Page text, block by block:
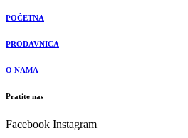
POČETNA
PRODAVNICA
O NAMA
Pratite nas
Facebook Instagram